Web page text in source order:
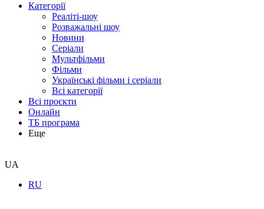
Категорії
Реаліті-шоу
Розважальні шоу
Новини
Серіали
Мультфільми
Фільми
Українські фільми і серіали
Всі категорії
Всі проєкти
Онлайн
ТБ програма
Еще
UA
RU